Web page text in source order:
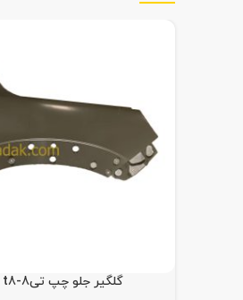
گلگیر جلو چپ تی8-kmc t8